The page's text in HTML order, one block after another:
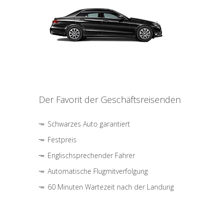
Der Favorit der Geschäftsreisenden
Schwarzes Auto garantiert
Festpreis
Englischsprechender Fahrer
Automatische Flugmitverfolgung
60 Minuten Wartezeit nach der Landung